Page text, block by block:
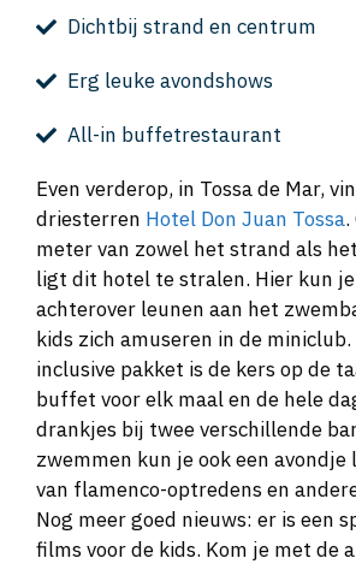
Dichtbij strand en centrum
Erg leuke avondshows
All-in buffetrestaurant
Even verderop, in Tossa de Mar,
driesterren Hotel Don Juan Tossa
meter van zowel het strand als
ligt dit hotel te stralen. Hier kun
achterover leunen aan het
kids zich amuseren in de
inclusive pakket is de kers op de
buffet voor elk maal en de hele
drankjes bij twee verschillende
zwemmen kun je ook een
van flamenco-optredens en
Nog meer goed nieuws: er is een
films voor de kids. Kom je met de